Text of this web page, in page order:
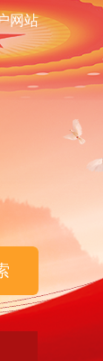
网站